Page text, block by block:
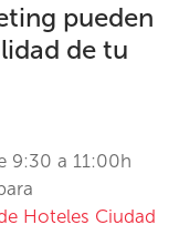
pueden
de tu
9:30 a 11:00h
Hoteles Ciudad